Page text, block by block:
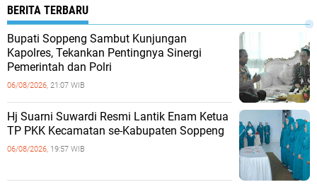
BERITA TERBARU
Bupati Soppeng Sambut Kunjungan
Kapolres, Tekankan Pentingnya Sinergi
Pemerintah dan Polri
06/08/2026, 21:07 WIB
Hj Suarni Suwardi Resmi Lantik Enam Ketua
TP PKK Kecamatan se-Kabupaten Soppeng
06/08/2026, 19:57 WIB